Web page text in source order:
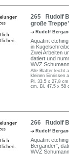
265 Rudolf
große
Rudolf
Aquatint
in
Zwei Arbeiten
datiert und
WVZ
Alle Blätter leicht
kleinen Einrissen
Pl. 33,5 x 27,8
cm, Bl. 47,5 x 58
266 Rudolf
Rudolf
Aquatint
Bergander",
WVZ